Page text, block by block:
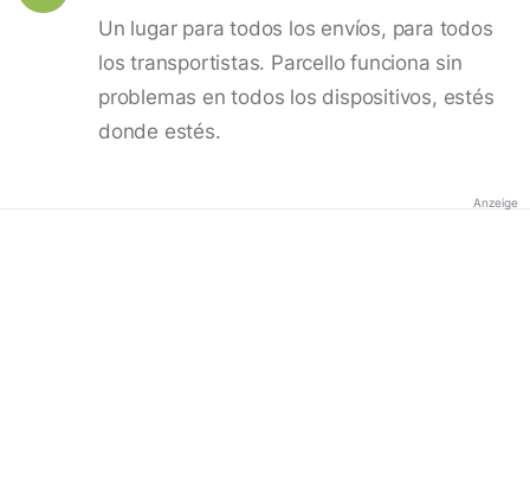
Un lugar para todos los envíos, para todos
los transportistas. Parcello funciona sin
problemas en todos los dispositivos, estés
donde estés.
Anzeige